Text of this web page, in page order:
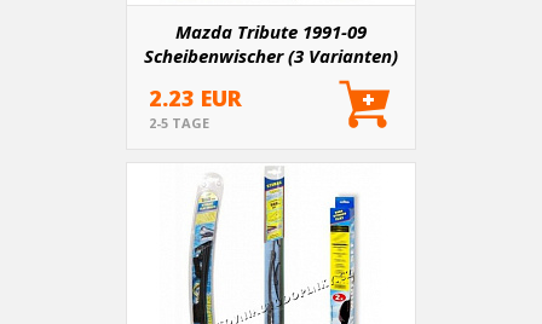
Mazda Tribute 1991-09
Scheibenwischer (3 Varianten)
2.23 EUR
2-5 TAGE